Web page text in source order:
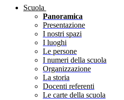
Scuola
Panoramica
Presentazione
I nostri spazi
I luoghi
Le persone
I numeri della scuola
Organizzazione
La storia
Docenti referenti
Le carte della scuola